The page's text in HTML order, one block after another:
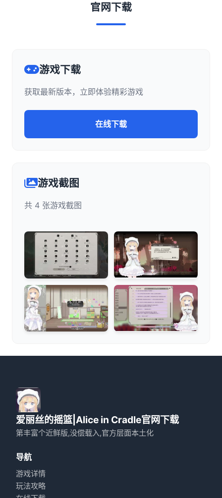
官网下载
游戏下载
获取最新版本，立即体验精彩游戏
在线下载
游戏截图
共 4 张游戏截图
爱丽丝的摇篮|Alice in Cradle官网下载
第丰富个近鲜版,没偿载入,官方层面本土化
导航
游戏详情
玩法攻略